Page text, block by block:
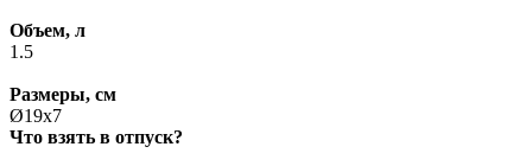
Объем, л
1.5
Размеры, см
Ø19x7
Что взять в отпуск?